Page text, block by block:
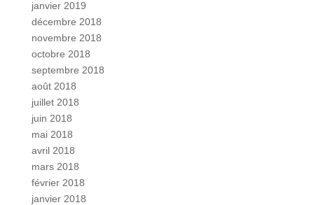
janvier 2019
décembre 2018
novembre 2018
octobre 2018
septembre 2018
août 2018
juillet 2018
juin 2018
mai 2018
avril 2018
mars 2018
février 2018
janvier 2018